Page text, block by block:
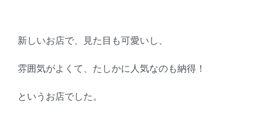
新しいお店で、見た目も可愛いし、
雰囲気がよくて、たしかに人気なのも納得！
というお店でした。